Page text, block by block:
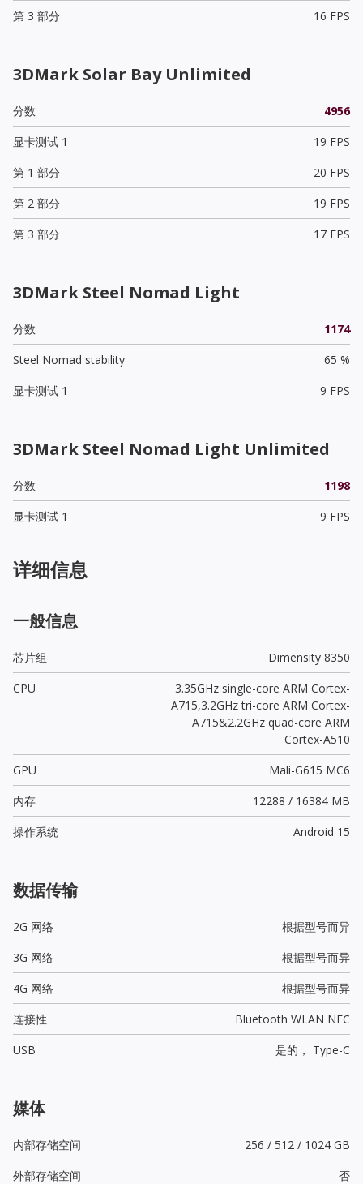
第 3 部分 16 FPS
3DMark Solar Bay Unlimited
分数
4956
显卡测试 1
19 FPS
第 1 部分
20 FPS
第 2 部分
19 FPS
第 3 部分
17 FPS
3DMark Steel Nomad Light
分数
1174
Steel Nomad stability
65 %
显卡测试 1
9 FPS
3DMark Steel Nomad Light Unlimited
分数
1198
显卡测试 1
9 FPS
详细信息
一般信息
芯片组
Dimensity 8350
CPU
3.35GHz single-core ARM Cortex-
A715,3.2GHz tri-core ARM Cortex-
A715&2.2GHz quad-core ARM
Cortex-A510
GPU
Mali-G615 MC6
内存
12288 / 16384 MB
操作系统
Android 15
数据传输
2G 网络
根据型号而异
3G 网络
根据型号而异
4G 网络
根据型号而异
连接性
Bluetooth WLAN NFC
USB
是的， Type-C
媒体
内部存储空间
256 / 512 / 1024 GB
外部存储空间
否